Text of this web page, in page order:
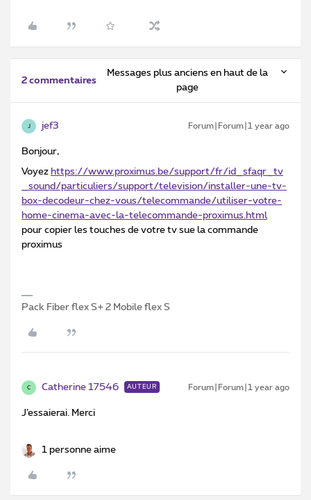
2 commentaires
Messages plus anciens en haut de la
page
J jef3 Forum|Forum|1 year ago
Bonjour,
Voyez https://www.proximus.be/support/fr/id_sfaqr_tv
_sound/particuliers/support/television/installer-une-tv-
box-decodeur-chez-vous/telecommande/utiliser-votre-
home-cinema-avec-la-telecommande-proximus.html
pour copier les touches de votre tv sue la commande
proximus
Pack Fiber flex S+ 2 Mobile flex S
C Catherine 17546 AUTEUR Forum|Forum|1 year ago
J’essaierai. Merci
1 personne aime